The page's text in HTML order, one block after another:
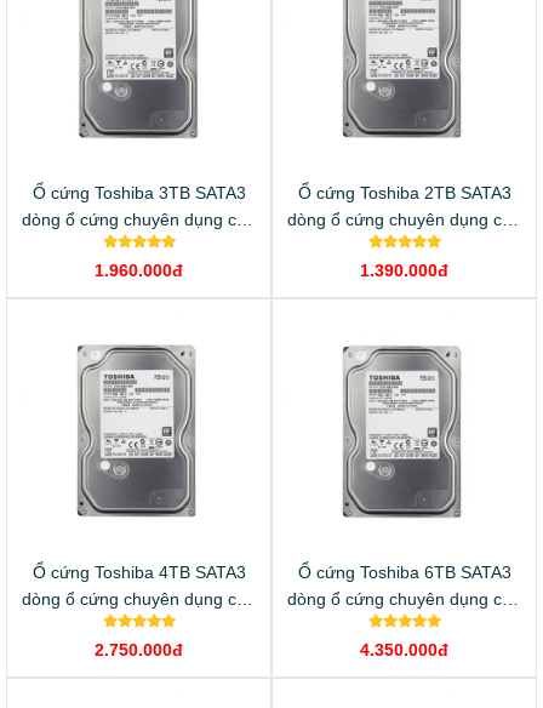
Ổ cứng Toshiba 3TB SATA3
dòng ổ cứng chuyên dụng cho
camera
1.960.000đ
Ổ cứng Toshiba 2TB SATA3
dòng ổ cứng chuyên dụng cho
camera
1.390.000đ
Ổ cứng Toshiba 4TB SATA3
dòng ổ cứng chuyên dụng cho
camera
2.750.000đ
Ổ cứng Toshiba 6TB SATA3
dòng ổ cứng chuyên dụng cho
camera
4.350.000đ